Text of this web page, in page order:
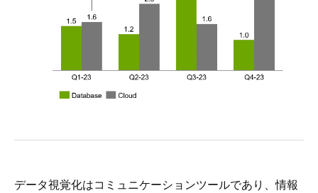
データ視覚化はコミュニケーションツールであり、情報